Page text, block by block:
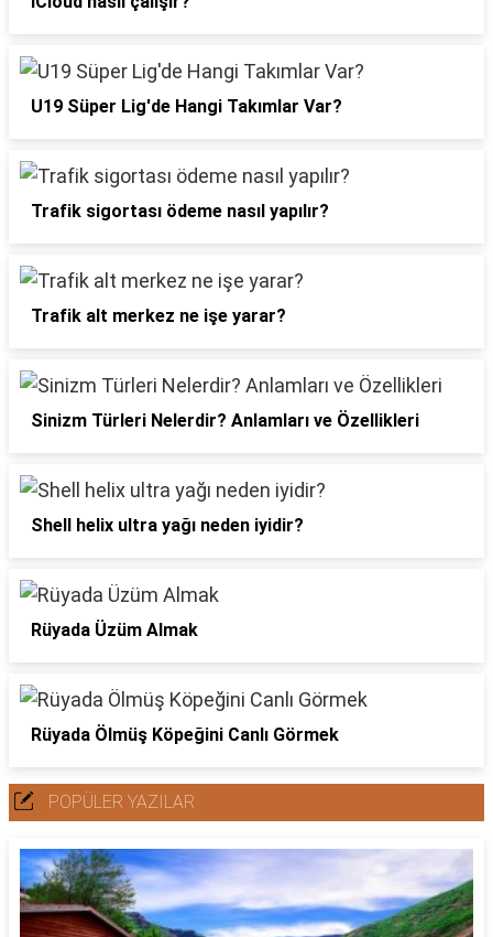
U19 Süper Lig'de Hangi Takımlar Var?
Trafik sigortası ödeme nasıl yapılır?
Trafik alt merkez ne işe yarar?
Sinizm Türleri Nelerdir? Anlamları ve Özellikleri
Shell helix ultra yağı neden iyidir?
Rüyada Üzüm Almak
Rüyada Ölmüş Köpeğini Canlı Görmek
POPÜLER YAZILAR